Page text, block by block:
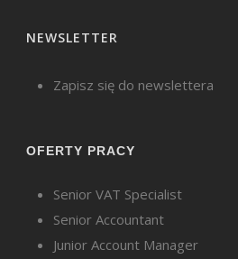
wpływa na jego wartość lub
dostosowania do
momencie jej wystawienia.
NEWSLETTER
Zapisz się do newslettera
OFERTY PRACY
Senior VAT Specialist
Senior Accountant
Junior Account Manager